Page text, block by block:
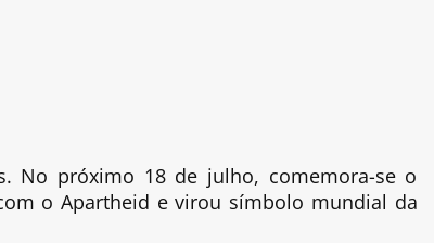
No próximo 18 de julho, comemora-se o
o Apartheid e virou símbolo mundial da